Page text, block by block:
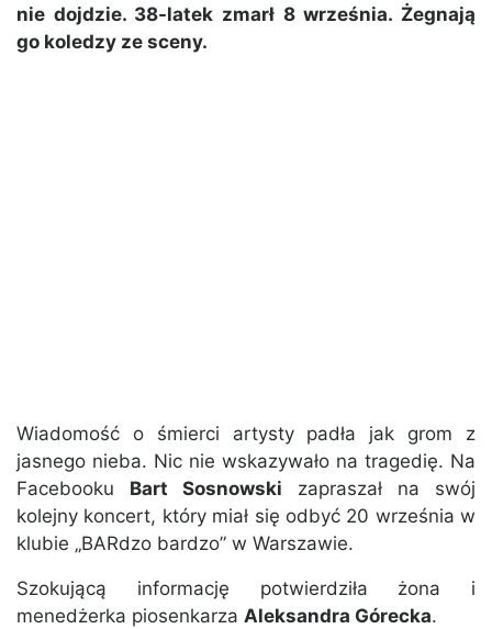
nie dojdzie. 38-latek zmarł 8 września. Żegnają
go koledzy ze sceny.
Wiadomość o śmierci artysty padła jak grom z
jasnego nieba. Nic nie wskazywało na tragedię. Na
Facebooku Bart Sosnowski zapraszał na swój
kolejny koncert, który miał się odbyć 20 września w
klubie „BARdzo bardzo” w Warszawie.
Szokującą informację potwierdziła żona i
menedżerka piosenkarza Aleksandra Górecka.